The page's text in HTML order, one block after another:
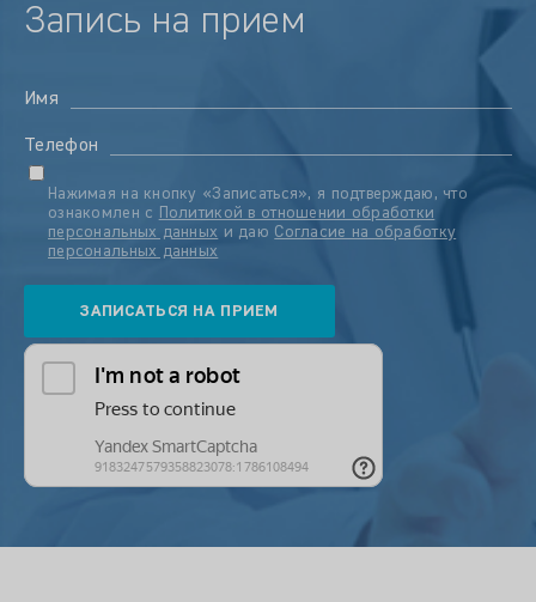
Запись на прием
Имя
Телефон
Нажимая на кнопку «Записаться», я подтверждаю, что
ознакомлен с Политикой в отношении обработки
персональных данных и даю Согласие на обработку
персональных данных